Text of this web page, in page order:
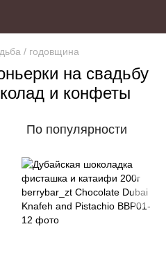
/ годовщина
на свадьбу
и конфеты
По популярности